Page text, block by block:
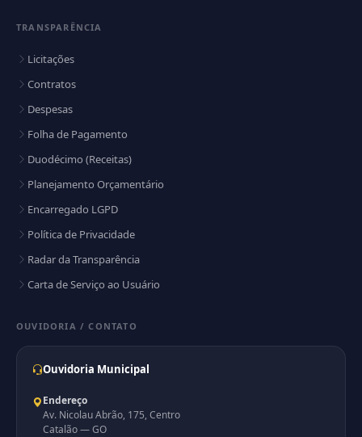
TRANSPARÊNCIA
Licitações
Contratos
Despesas
Folha de Pagamento
Duodécimo (Receitas)
Planejamento Orçamentário
Encarregado LGPD
Política de Privacidade
Radar da Transparência
Carta de Serviço ao Usuário
OUVIDORIA / CONTATO
Ouvidoria Municipal
Endereço
Av. Nicolau Abrão, 175, Centro
Catalão — GO